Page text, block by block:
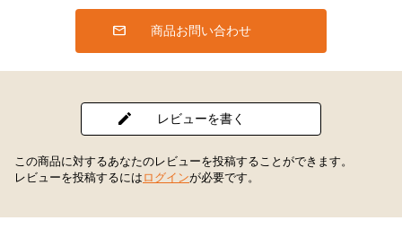
商品お問い合わせ
レビューを書く
この商品に対するあなたのレビューを投稿することができます。
レビューを投稿するには ログインが必要です。